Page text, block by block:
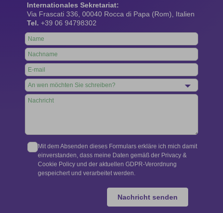
Internationales Sekretariat:
Via Frascati 336, 00040 Rocca di Papa (Rom), Italien
Tel. +39 06 94798302
Leave
this
field
blank
Mit dem Absenden dieses Formulars erkläre ich mich damit
einverstanden, dass meine Daten gemäß der Privacy &
Cookie Policy und der aktuellen GDPR-Verordnung
gespeichert und verarbeitet werden.
Nachricht senden